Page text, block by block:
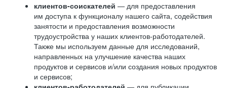
клиентов-соискателей — для предоставления
им доступа к функционалу нашего сайта, содействия
занятости и предоставления возможности
трудоустройства у наших клиентов-работодателей.
Также мы используем данные для исследований,
направленных на улучшение качества наших
продуктов и сервисов и/или создания новых продуктов
и сервисов;